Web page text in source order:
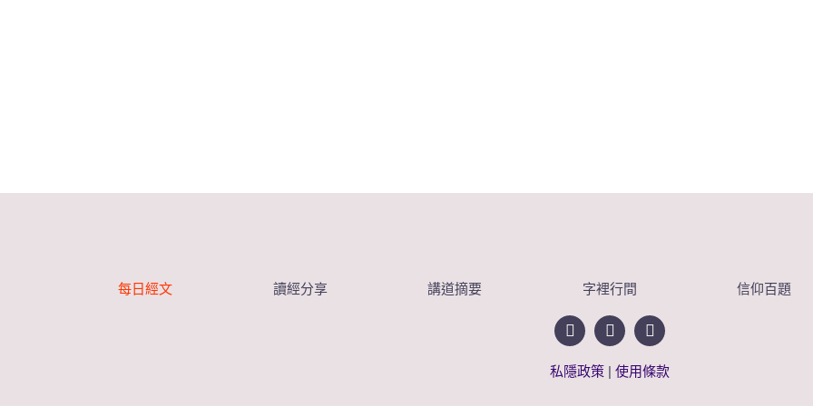
每日經文 讀經分享 講道摘要 字裡行間 信仰百題
私隱政策 | 使用條款